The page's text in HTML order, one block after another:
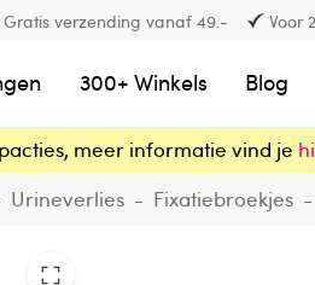
Gratis verzending vanaf 49.- Voor
300+ Winkels Blog
meer informatie vind je
Urineverlies - Fixatiebroekjes -